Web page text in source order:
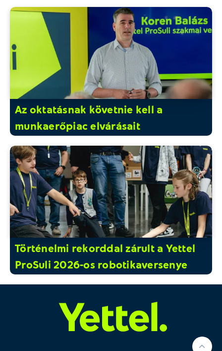
Az oktatásnak követnie kell a
munkaerőpiac elvárásait
Történelmi rekorddal zárult a Yettel
ProSuli 2026-os robotikaversenye